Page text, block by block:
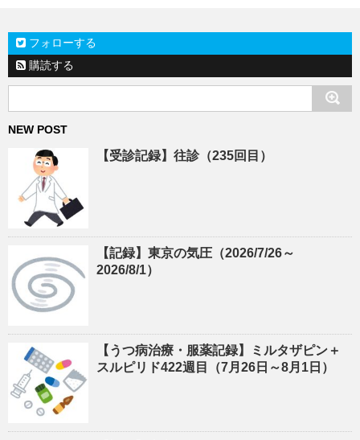
フォローする
購読する
NEW POST
【受診記録】往診（235回目）
【記録】東京の気圧（2026/7/26～
2026/8/1）
【うつ病治療・服薬記録】ミルタザピン＋
スルピリド422週目（7月26日～8月1日）